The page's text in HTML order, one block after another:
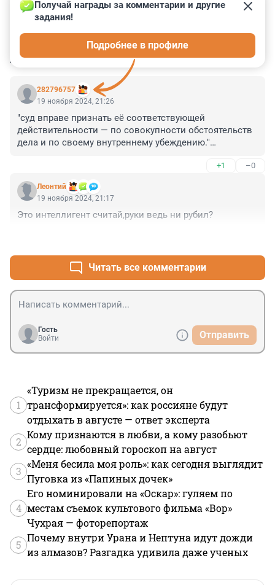
КОММЕНТАРИИ 2
282796757
Получай награды за комментарии и другие
задания!
Подробнее в профиле
19 ноября 2024, 21:26
"суд вправе признать её соответствующей
действительности — по совокупности обстоятельств
дела и по своему внутреннему убеждению."
+1 –0
Леонтий
19 ноября 2024, 21:17
Это интеллигент считай,руки ведь ни рубил?
Читать все комментарии
Гость
Войти
Отправить
1
«Туризм не прекращается, он
трансформируется»: как россияне будут
отдыхать в августе — ответ эксперта
2
Кому признаются в любви, а кому разобьют
сердце: любовный гороскоп на август
3
«Меня бесила моя роль»: как сегодня выглядит
Пуговка из «Папиных дочек»
4
Его номинировали на «Оскар»: гуляем по
местам съемок культового фильма «Вор»
Чухрая — фоторепортаж
5
Почему внутри Урана и Нептуна идут дожди
из алмазов? Разгадка удивила даже ученых